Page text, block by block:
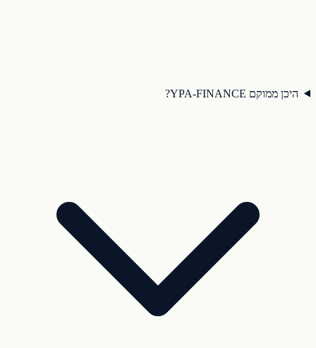
היכן ממוקם YPA-FINANCE?